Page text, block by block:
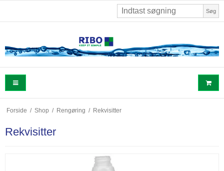
Søg
Forside / Shop / Rengøring / Rekvisitter
Rekvisitter